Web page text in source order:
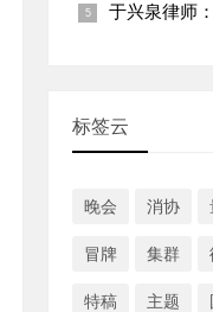
于兴泉律师：以赠
标签云
晚会 消协
冒牌 集群
特稿 主题